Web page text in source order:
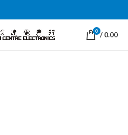
0 / 0.00